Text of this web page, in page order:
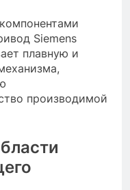
Siemens
плавную и
производимой